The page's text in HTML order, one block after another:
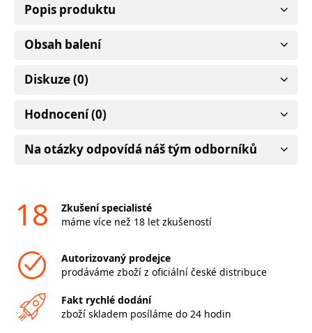
Popis produktu
Obsah balení
Diskuze (0)
Hodnocení (0)
Na otázky odpovídá náš tým odborníků
18
Zkušení specialisté
máme více než 18 let zkušeností
Autorizovaný prodejce
prodáváme zboží z oficiální české distribuce
Fakt rychlé dodání
zboží skladem posíláme do 24 hodin